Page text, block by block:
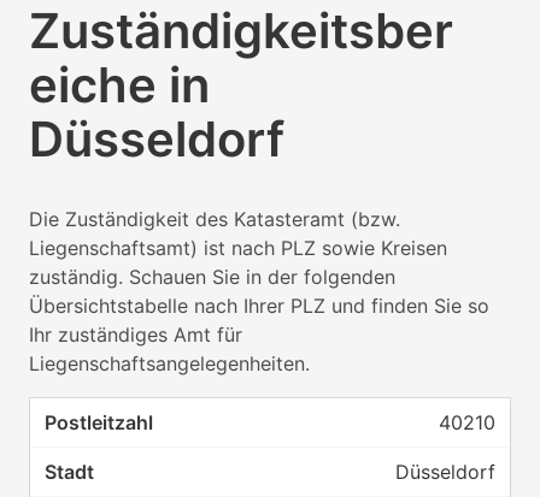
Zuständigkeitsber
eiche in
Düsseldorf
Die Zuständigkeit des Katasteramt (bzw.
Liegenschaftsamt) ist nach PLZ sowie Kreisen
zuständig. Schauen Sie in der folgenden
Übersichtstabelle nach Ihrer PLZ und finden Sie so
Ihr zuständiges Amt für
Liegenschaftsangelegenheiten.
40210
Düsseldorf